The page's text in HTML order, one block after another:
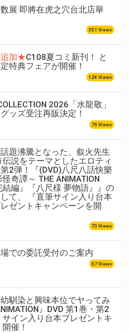
展 即將在虎之穴台北店舉
351 Views
加★C108夏コミ新刊！ と
特典フェアが開催！
124 Views
2026「水龍敬」
ッズ受注再販決定！
75 Views
題沸騰となった、叙火先生
伝説をテーマとしたエロティ
2弾！『(DVD)八尺八話快樂
奇譚～ THE ANIMATION
結編』『八尺様 夢物語』』の
て、 『直筆サイン入り台本
ゼントキャンペーンを開
73 Views
での委託受付のご案内
57 Views
幼馴染と興味本位でヤってみ
』DVD 第1巻・第2
イン入り台本プレゼントキ
催！